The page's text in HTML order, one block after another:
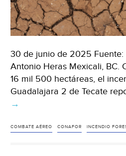
30 de junio de 2025 Fuente:
Antonio Heras Mexicali, BC.
16 mil 500 hectáreas, el
Guadalajara 2 de Tecate
→
COMBATE AÉREO CONAFOR INCENDIO